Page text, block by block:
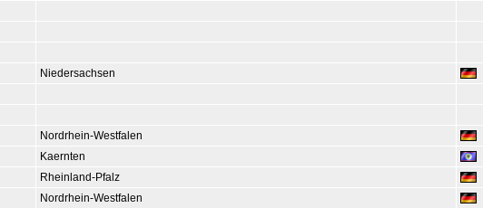
Niedersachsen
Nordrhein-Westfalen
Kaernten
Rheinland-Pfalz
Nordrhein-Westfalen